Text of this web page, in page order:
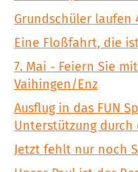
Grundschüler laufen
Eine Floßfahrt, die
7. Mai - Feiern Sie
Vaihingen/Enz
Ausflug in das FUN
Unterstützung durch
Jetzt fehlt nur noch